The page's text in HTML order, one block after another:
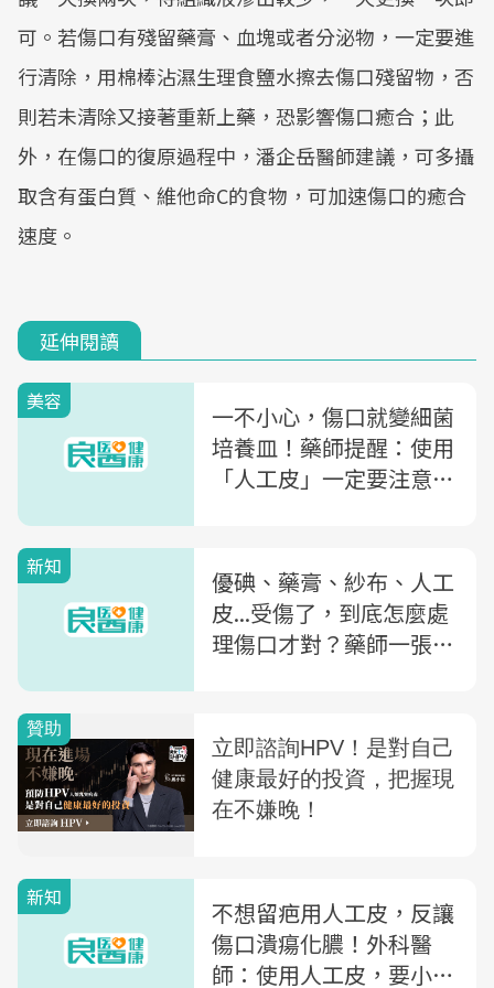
可。若傷口有殘留藥膏、血塊或者分泌物，一定要進
行清除，用棉棒沾濕生理食鹽水擦去傷口殘留物，否
則若未清除又接著重新上藥，恐影響傷口癒合；此
外，在傷口的復原過程中，潘企岳醫師建議，可多攝
取含有蛋白質、維他命C的食物，可加速傷口的癒合
速度。
延伸閱讀
美容
一不小心，傷口就變細菌
培養皿！藥師提醒：使用
「人工皮」一定要注意5
新知
優碘、藥膏、紗布、人工
皮...受傷了，到底怎麼處
理傷口才對？藥師一張圖
新知
不想留疤用人工皮，反讓
傷口潰瘍化膿！外科醫
師：使用人工皮，要小心